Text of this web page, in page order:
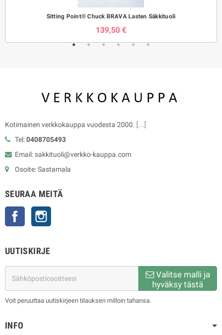
Sitting Point® Chuck BRAVA Lasten Säkkituoli
139,50 €
Kotimainen verkkokauppa vuodesta 2000. [...]
Tel:0408705493
Email: sakkituoli@verkko-kauppa.com
Osoite: Sastamala
SEURAA MEITÄ
Facebook
UUTISKIRJE
Valitse malli ja
hyväksy tästä
Voit peruuttaa uutiskirjeen tilauksen milloin tahansa.
INFO